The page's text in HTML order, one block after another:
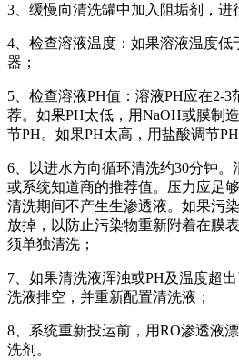
3、缓慢向清洗罐中加入阻垢剂，进
4、检查溶液温度：如果溶液温度低
器；
5、检查溶液PH值：溶液PH应在2-
荐。如果PH太低，用NaOH或膜制
节PH。如果PH太高，用盐酸调节PH
6、以进水方向循环清洗约30分钟
或系统知道商的推荐值。压力应足
清洗期间不产生生渗透液。如果污
放掉，以防止污染物重新附着在膜
须单独清洗；
7、如果清洗液浑浊或PH及温度超
洗液排空，并重新配置清洗液；
8、系统重新投运前，用RO渗透液
洗剂。